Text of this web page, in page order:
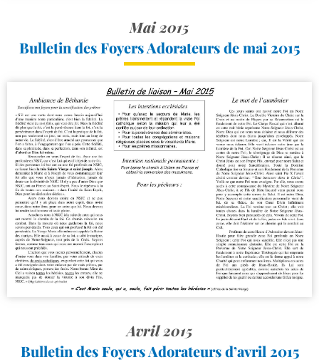
Mai 2015
Bulletin des Foyers Adorateurs de mai 2015
Avril 2015
Bulletin des Foyers Adorateurs d’avril 2015